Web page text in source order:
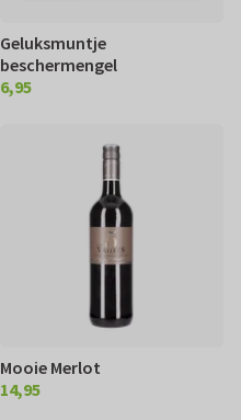
Geluksmuntje
beschermengel
€ 6,95
6,95
Mooie Merlot
€ 14,95
14,95